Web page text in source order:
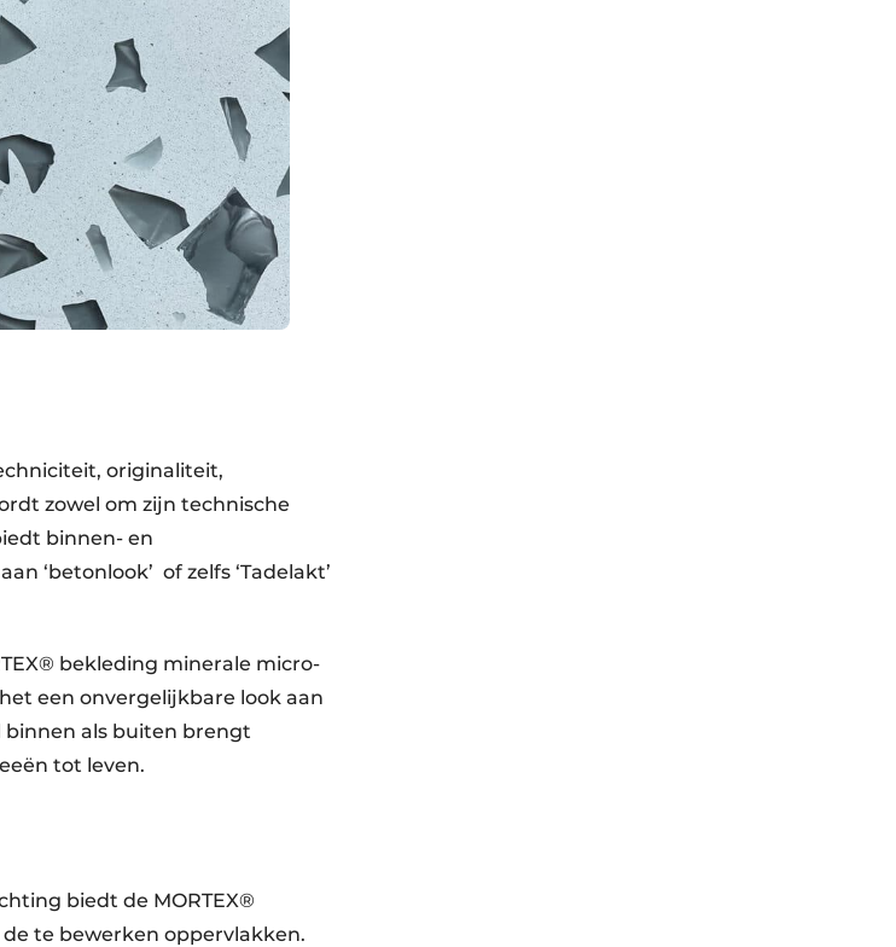
originaliteit,
zowel om zijn technische
binnen- en
‘betonlook’ of zelfs ‘Tadelakt’
bekleding minerale micro-
een onvergelijkbare look aan
binnen als buiten brengt
tot leven.
biedt de MORTEX®
te bewerken oppervlakken.